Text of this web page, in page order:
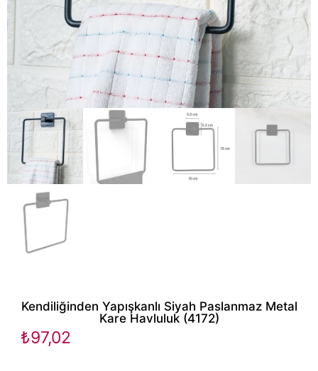
Kendiliğinden Yapışkanlı Siyah Paslanmaz Metal
Kare Havluluk (4172)
₺97,02